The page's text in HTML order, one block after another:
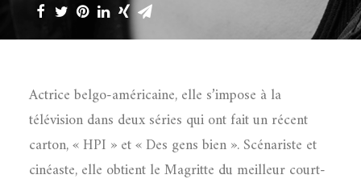
Actrice belgo-américaine, elle s’impose à la
télévision dans deux séries qui ont fait un récent
carton, « HPI » et « Des gens bien ». Scénariste et
cinéaste, elle obtient le Magritte du meilleur court-